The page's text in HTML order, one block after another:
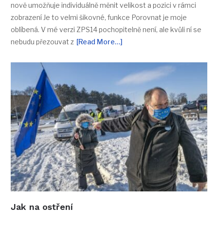
nově umožňuje individuálně měnit velikost a pozici v rámci
zobrazení Je to velmi šikovné, funkce Porovnat je moje
oblíbená. V mé verzi ZPS14 pochopitelně není, ale kvůli ní se
nebudu přezouvat z [Read More…]
Jak na ostření